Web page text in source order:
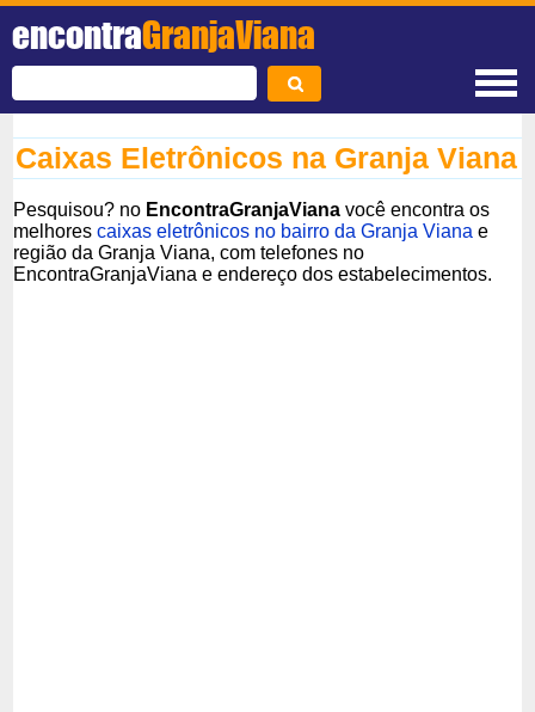
encontraGranjaViana
Caixas Eletrônicos na Granja Viana
Pesquisou? no EncontraGranjaViana você encontra os
melhorescaixas eletrônicos no bairro da Granja Viana e
região da Granja Viana, com telefones no
EncontraGranjaViana e endereço dos estabelecimentos.